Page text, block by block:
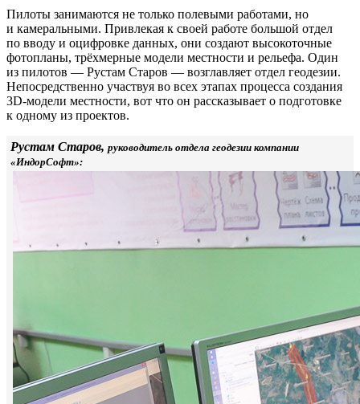
Пилоты занимаются не только полевыми работами, но
и камеральными. Привлекая к своей работе большой отдел
по вводу и оцифровке данных, они создают высокоточные
фотопланы, трёхмерные модели местности и рельефа. Один
из пилотов — Рустам Старов — возглавляет отдел геодезии.
Непосредственно участвуя во всех этапах процесса создания
3D-модели местности, вот что он рассказывает о подготовке
к одному из проектов.
Рустам Старов, руководитель отдела геодезии компании
«ИндорСофт»: